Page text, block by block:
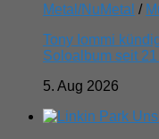
Metal/NuMetal /
Tony Iommi
Soloalbum seit
5. Aug 2026